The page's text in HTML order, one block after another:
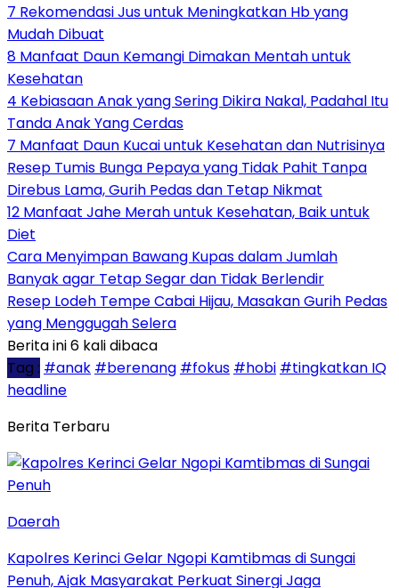
7 Rekomendasi Jus untuk Meningkatkan Hb yang
Mudah Dibuat
8 Manfaat Daun Kemangi Dimakan Mentah untuk
Kesehatan
4 Kebiasaan Anak yang Sering Dikira Nakal, Padahal Itu
Tanda Anak Yang Cerdas
7 Manfaat Daun Kucai untuk Kesehatan dan Nutrisinya
Resep Tumis Bunga Pepaya yang Tidak Pahit Tanpa
Direbus Lama, Gurih Pedas dan Tetap Nikmat
12 Manfaat Jahe Merah untuk Kesehatan, Baik untuk
Diet
Cara Menyimpan Bawang Kupas dalam Jumlah
Banyak agar Tetap Segar dan Tidak Berlendir
Resep Lodeh Tempe Cabai Hijau, Masakan Gurih Pedas
yang Menggugah Selera
Berita ini 6 kali dibaca
Tag : #anak #berenang #fokus #hobi #tingkatkan IQ
headline
Berita Terbaru
Daerah
Kapolres Kerinci Gelar Ngopi Kamtibmas di Sungai
Penuh, Ajak Masyarakat Perkuat Sinergi Jaga